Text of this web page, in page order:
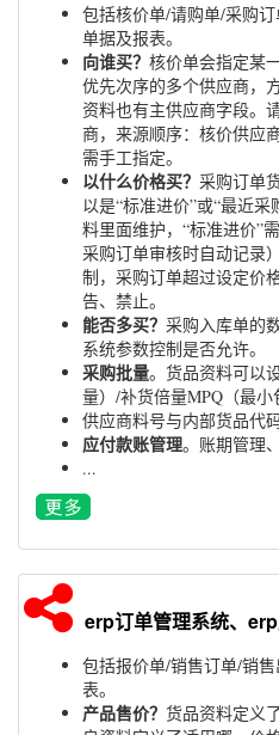
包括核价单/请购单/采购
单据及报表。
向谁买？ 核价单会指定某
优先次序的多个供应商，
资料也有主供应商字段。
商，来源顺序：核价供应
需手工指定。
以什么价格买？ 采购订单
以是“标准进价”或“最近
料里面维护，“标准进价”
采购订单审核时自动记录
制，采购订单超过设定价
告、禁止。
能否多买？ 采购入库单的
系统参数控制是否允许。
采购批量。货品资料可以
量）/补货倍量MPQ（最小
供应商料号与内部货品代
应付款账管理。账期管理
...
erp订单管理系统、
包括报价单/销售订单/销
表。
产品售价？ 货品资料定义